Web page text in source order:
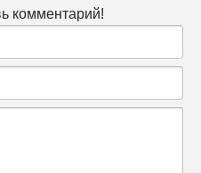
комментарий!